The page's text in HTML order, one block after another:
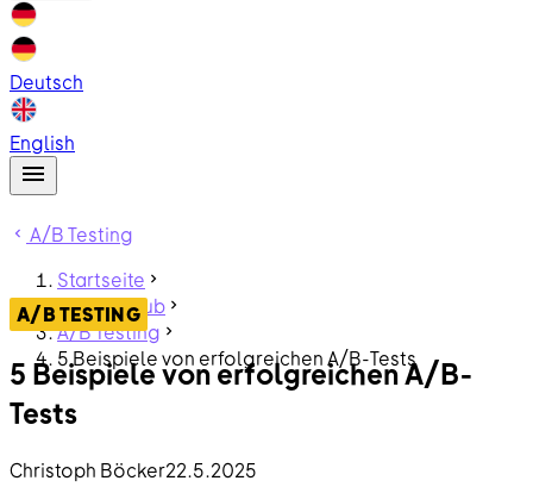
Deutsch
English
A/B Testing
Startseite
ContentHub
A/B Testing
5 Beispiele von erfolgreichen A/B-Tests
A/B TESTING
5 Beispiele von erfolgreichen A/B-
Tests
Christoph Böcker22.5.2025